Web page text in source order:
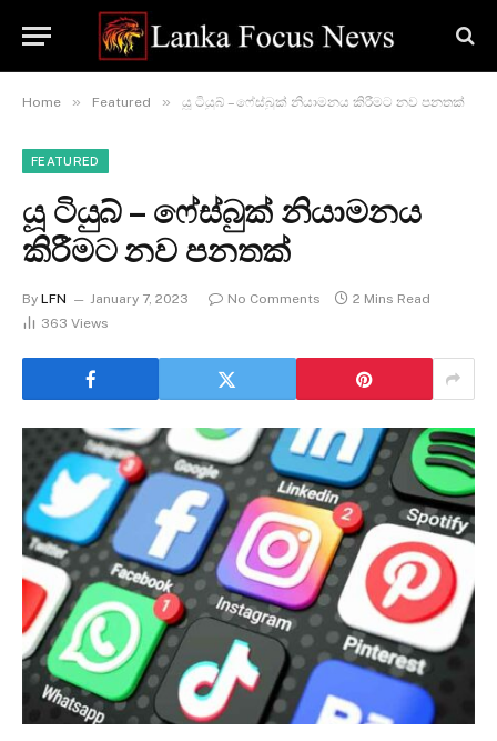
Home » Featured » යූ ටියුබ් – ෆේස්බුක් නියාමනය කිරීමට නව පනතක්
FEATURED
යූ ටියුබ් – ෆේස්බුක් නියාමනය
කිරීමට නව පනතක්
By LFN January 7, 2023 No Comments
2 Mins Read
363 Views